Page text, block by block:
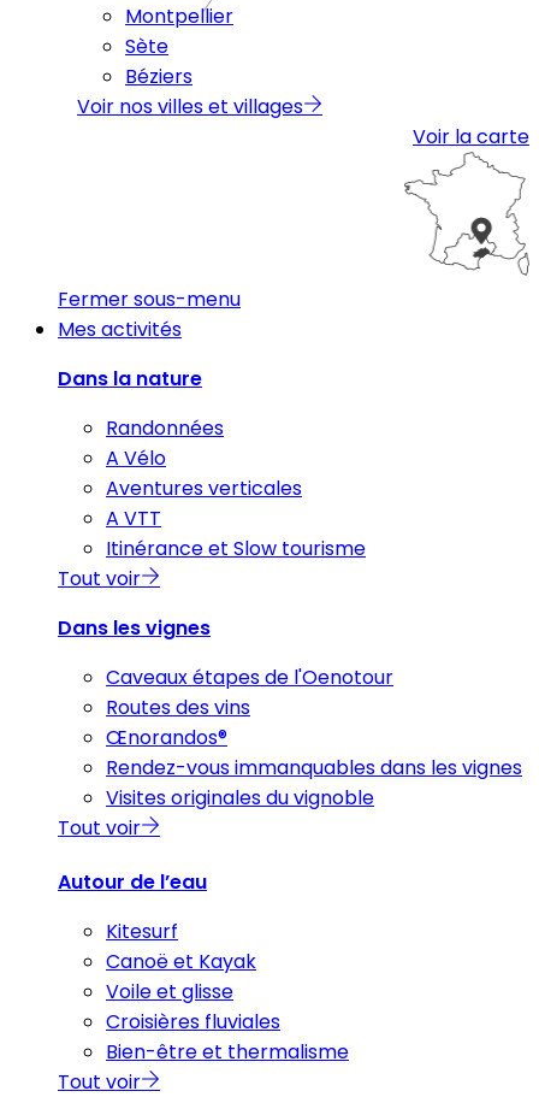
Montpellier
Sète
Béziers
Voir nos villes et villages
Voir la carte
Fermer sous-menu
Mes activités
Dans la nature
Randonnées
A Vélo
Aventures verticales
A VTT
Itinérance et Slow tourisme
Tout voir
Dans les vignes
Caveaux étapes de l'Oenotour
Routes des vins
Œnorandos®
Rendez-vous immanquables dans les vignes
Visites originales du vignoble
Tout voir
Autour de l’eau
Kitesurf
Canoë et Kayak
Voile et glisse
Croisières fluviales
Bien-être et thermalisme
Tout voir